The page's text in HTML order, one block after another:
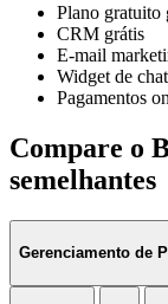
Plano gratuito
CRM grátis
E-mail
Widget de
Pagamentos
Compare o
semelhantes
Gerenciamento de